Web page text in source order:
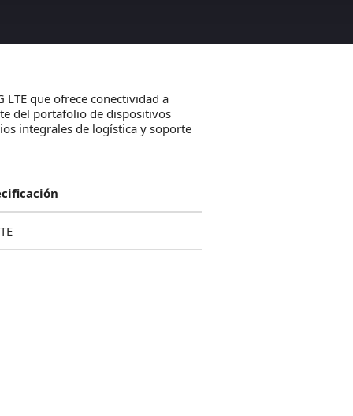
que ofrece conectividad a
del portafolio de dispositivos
integrales de logística y soporte